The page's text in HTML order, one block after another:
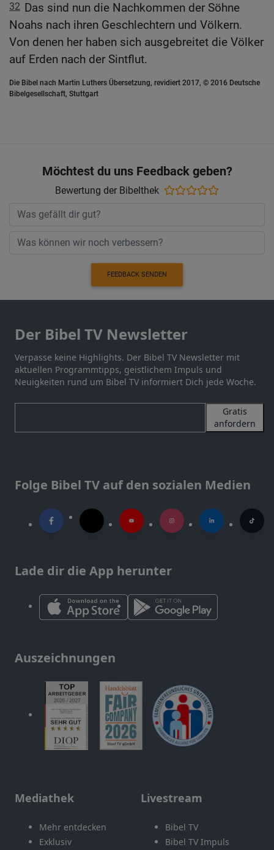
32 Das sind nun die Nachkommen der Söhne
Noahs nach ihren Geschlechtern und Völkern.
Von denen her haben sich ausgebreitet die Völker
auf Erden nach der Sintflut.
Die Bibel nach Martin Luthers Übersetzung, revidiert 2017, © 2016 Deutsche
Bibelgesellschaft, Stuttgart
Möchtest du uns Feedback geben?
Bewertung der Bibelthek
FEEDBACK SENDEN
Der Bibel TV Newsletter
Verpasse keine Highlights. Der Bibel TV Newsletter mit
aktuellen Programmtipps, geistlichem Impuls und
Neuigkeiten rund um Bibel TV informiert Dich jede Woche.
Gratis
anfordern
Folge Bibel TV auf den sozialen Medien
Lade dir die App herunter
Auszeichnungen
Mediathek
Mehr entdecken
Exklusiv
Livestream
Bibel TV
Bibel TV Impuls